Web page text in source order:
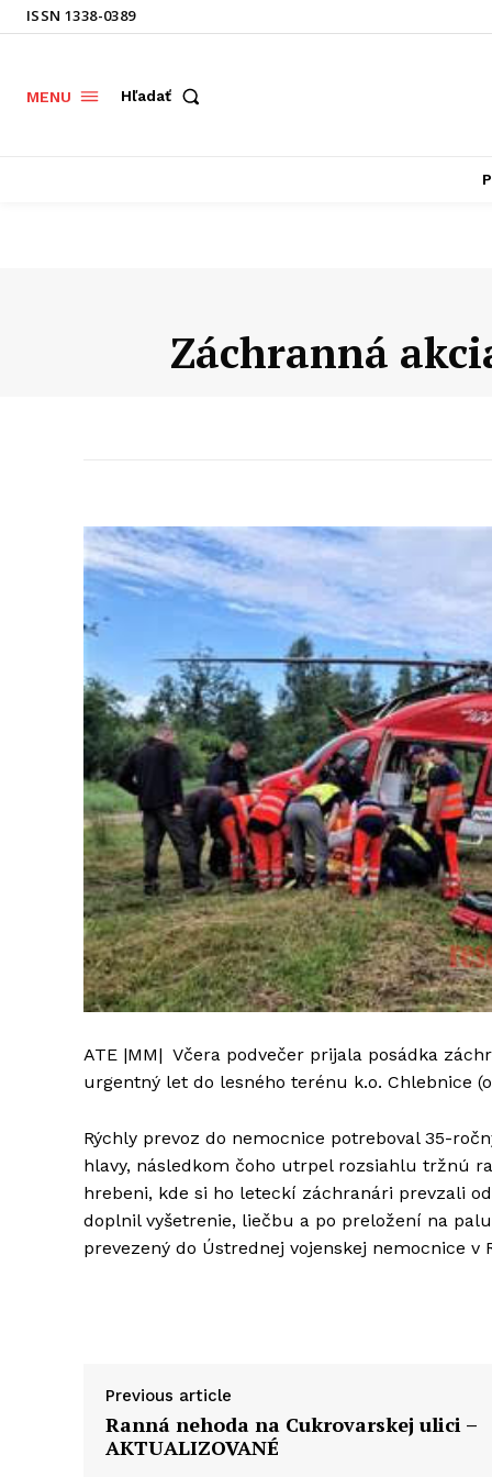
ISSN 1338-0389
MENU Hľadať
Záchranná
ATE |MM| Včera podvečer prijala posádka
urgentný let do lesného terénu k.o. Chlebnice
Rýchly prevoz do nemocnice potreboval 35-
hlavy, následkom čoho utrpel rozsiahlu tržnú
hrebeni, kde si ho leteckí záchranári prevzali
doplnil vyšetrenie, liečbu a po preložení na
prevezený do Ústrednej vojenskej nemocnice v
Previous article
Ranná nehoda na Cukrovarskej ulici –
AKTUALIZOVANÉ